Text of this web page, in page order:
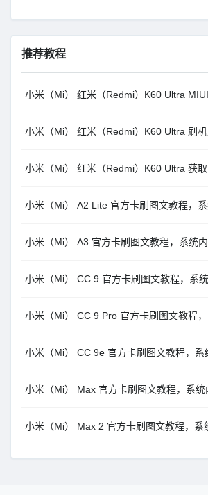
推荐教程
小米（Mi） 红米（Redmi）K60 Ultra
小米（Mi） 红米（Redmi）K60 Ultra 刷
小米（Mi） 红米（Redmi）K60 Ultra 获
小米（Mi） A2 Lite 官方卡刷图文教程，
小米（Mi） A3 官方卡刷图文教程，系统
小米（Mi） CC 9 官方卡刷图文教程，系
小米（Mi） CC 9 Pro 官方卡刷图文教程
小米（Mi） CC 9e 官方卡刷图文教程，
小米（Mi） Max 官方卡刷图文教程，系
小米（Mi） Max 2 官方卡刷图文教程，